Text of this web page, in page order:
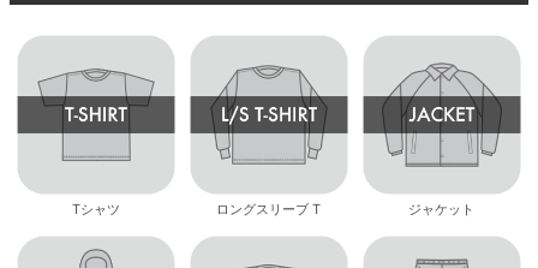
Tシャツ ロングスリーブ T ジャケット